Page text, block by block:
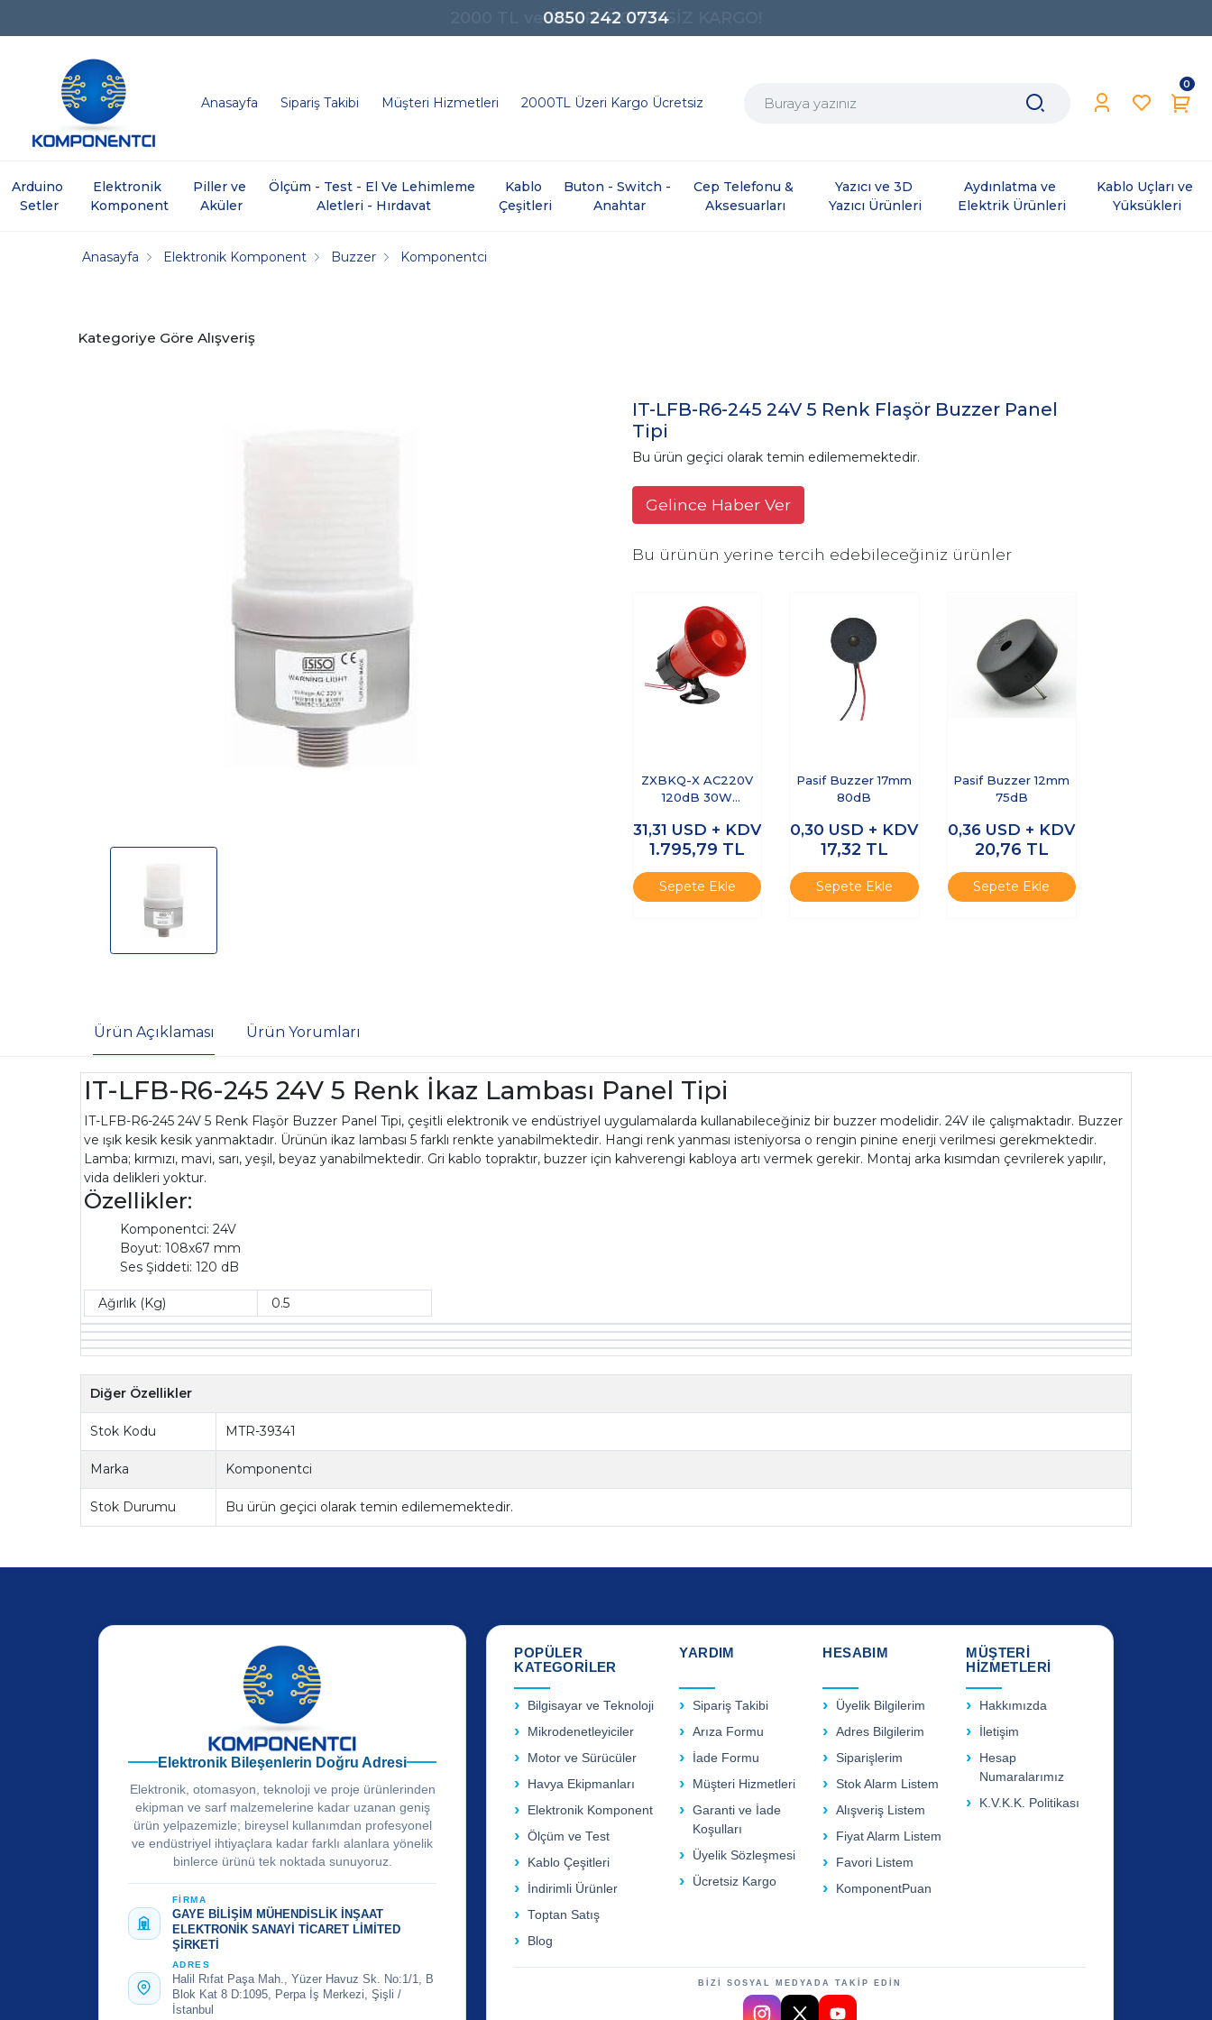
0850 242 0734
Anasayfa Sipariş Takibi Müşteri Hizmetleri 2000TL Üzeri Kargo Ücretsiz
0
Arduino
Setler
Elektronik
Komponent
Piller ve
Aküler
Ölçüm - Test - El Ve Lehimleme
Aletleri - Hırdavat
Kablo
Çeşitleri
Buton - Switch -
Anahtar
Cep Telefonu &
Aksesuarları
Yazıcı ve 3D
Yazıcı Ürünleri
Aydınlatma ve
Elektrik Ürünleri
Kablo Uçları ve
Yüksükleri
Anasayfa Elektronik Komponent Buzzer Komponentci
Kategoriye Göre Alışveriş
IT-LFB-R6-245 24V 5 Renk Flaşör Buzzer Panel
Tipi
Bu ürün geçici olarak temin edilememektedir.
Gelince Haber Ver
Bu ürünün yerine tercih edebileceğiniz ürünler
ZXBKQ-X AC220V
120dB 30W
Durum Alarm Sireni
31,31 USD + KDV
1.795,79 TL
Sepete Ekle
Pasif Buzzer 17mm
80dB
0,30 USD + KDV
17,32 TL
Sepete Ekle
Pasif Buzzer 12mm
75dB
0,36 USD + KDV
20,76 TL
Sepete Ekle
Ürün Açıklaması Ürün Yorumları
IT-LFB-R6-245 24V 5 Renk İkaz Lambası Panel Tipi
IT-LFB-R6-245 24V 5 Renk Flaşör Buzzer Panel Tipi, çeşitli elektronik ve endüstriyel uygulamalarda kullanabileceğiniz bir buzzer modelidir. 24V ile çalışmaktadır. Buzzer
ve ışık kesik kesik yanmaktadır. Ürünün ikaz lambası 5 farklı renkte yanabilmektedir. Hangi renk yanması isteniyorsa o rengin pinine enerji verilmesi gerekmektedir.
Lamba; kırmızı, mavi, sarı, yeşil, beyaz yanabilmektedir. Gri kablo topraktır, buzzer için kahverengi kabloya artı vermek gerekir. Montaj arka kısımdan çevrilerek yapılır,
vida delikleri yoktur.
Özellikler:
Komponentci: 24V
Boyut: 108x67 mm
Ses Şiddeti: 120 dB
Ağırlık (Kg) 0.5
Diğer Özellikler
Stok Kodu MTR-39341
Marka Komponentci
Stok Durumu Bu ürün geçici olarak temin edilememektedir.
Elektronik Bileşenlerin Doğru Adresi
Elektronik, otomasyon, teknoloji ve proje ürünlerinden
ekipman ve sarf malzemelerine kadar uzanan geniş
ürün yelpazemizle; bireysel kullanımdan profesyonel
ve endüstriyel ihtiyaçlara kadar farklı alanlara yönelik
binlerce ürünü tek noktada sunuyoruz.
FİRMA
GAYE BİLİŞİM MÜHENDİSLİK İNŞAAT
ELEKTRONİK SANAYİ TİCARET LİMİTED
ŞİRKETİ
ADRES
Halil Rıfat Paşa Mah., Yüzer Havuz Sk. No:1/1, B
Blok Kat 8 D:1095, Perpa İş Merkezi, Şişli /
İstanbul
POPÜLER
KATEGORİLER
Bilgisayar ve Teknoloji
Mikrodenetleyiciler
Motor ve Sürücüler
Havya Ekipmanları
Elektronik Komponent
Ölçüm ve Test
Kablo Çeşitleri
İndirimli Ürünler
Toptan Satış
Blog
YARDIM
Sipariş Takibi
Arıza Formu
İade Formu
Müşteri Hizmetleri
Garanti ve İade
Koşulları
Üyelik Sözleşmesi
Ücretsiz Kargo
HESABIM
Üyelik Bilgilerim
Adres Bilgilerim
Siparişlerim
Stok Alarm Listem
Alışveriş Listem
Fiyat Alarm Listem
Favori Listem
KomponentPuan
MÜŞTERİ
HİZMETLERİ
Hakkımızda
İletişim
Hesap
Numaralarımız
K.V.K.K. Politikası
BİZİ SOSYAL MEDYADA TAKİP EDİN